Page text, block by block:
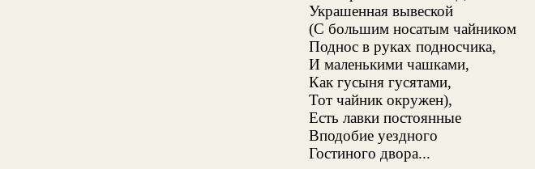
Украшенная вывеской
(С большим носатым чайником
Поднос в руках подносчика,
И маленькими чашками,
Как гусыня гусятами,
Тот чайник окружен),
Есть лавки постоянные
Вподобие уездного
Гостиного двора...